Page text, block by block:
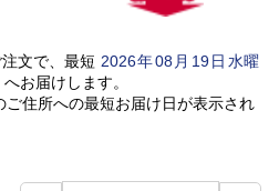
文で、最短 2026年08 月 19日水曜
へお届けします。
ご住所への最短お届け日が表示され